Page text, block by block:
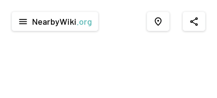
menu NearbyWiki .org place share